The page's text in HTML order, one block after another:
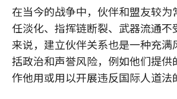
在当今的战争中，伙伴和盟友较为
任淡化、指挥链断裂、武器流通不
来说，建立伙伴关系也是一种充满
括政治和声誉风险，例如他们提供
作他用或用以开展违反国际人道法